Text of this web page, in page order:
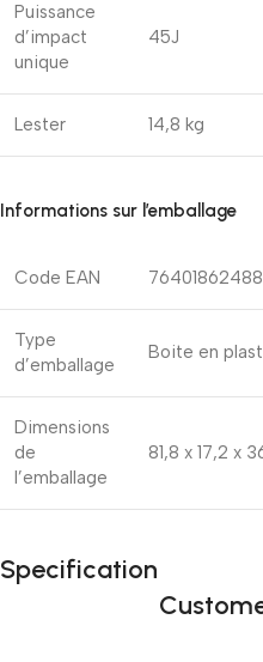
Puissance
d’impact
unique
45J
Lester 14,8 kg
Informations sur l’emballage
Code EAN
Type
d’emballage
Boite en
Dimensions
de
l’emballage
81,8 x 17,2 x
Specification